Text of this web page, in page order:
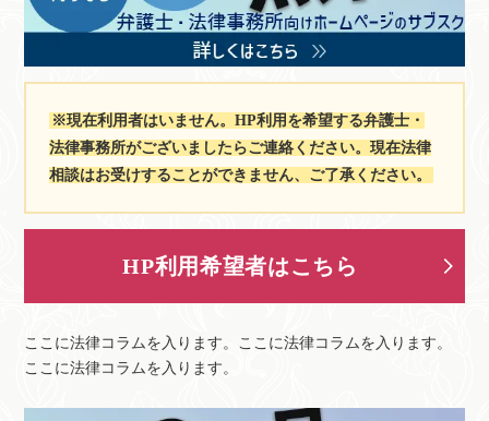
※現在利用者はいません。HP利用を希望する弁護士・
法律事務所がございましたらご連絡ください。現在法律
相談はお受けすることができません、ご了承ください。
HP利用希望者はこちら
ここに法律コラムを入ります。ここに法律コラムを入ります。
ここに法律コラムを入ります。